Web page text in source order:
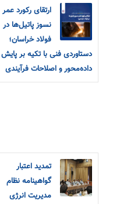
ارتقای رکورد عمر
نسوز پاتیل‌ها در
فولاد خراسان؛
دستاوردی فنی با تکیه بر پایش
داده‌محور و اصلاحات فرآیندی
تمدید اعتبار
گواهینامه نظام
مدیریت انرژی